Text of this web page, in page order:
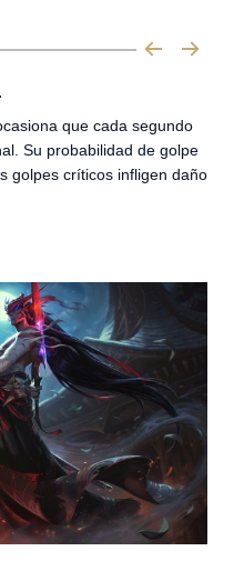
que cada segundo
Su probabilidad de golpe
golpes críticos infligen daño